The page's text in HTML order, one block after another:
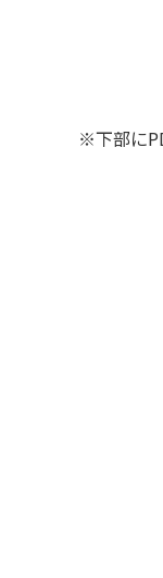
※下部に